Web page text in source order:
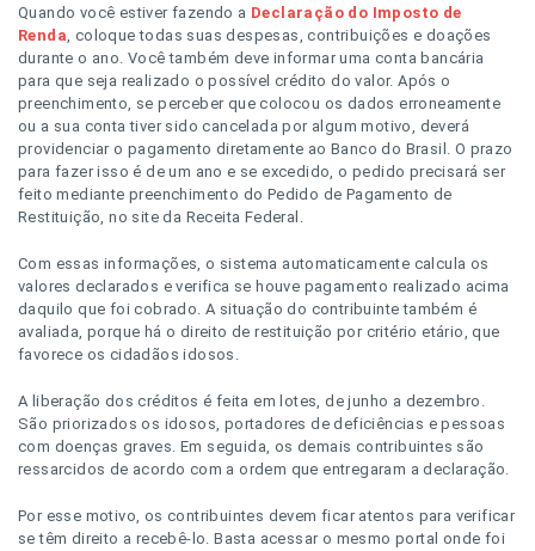
Quando você estiver fazendo a Declaração do Imposto de
Renda, coloque todas suas despesas, contribuições e doações
durante o ano. Você também deve informar uma conta bancária
para que seja realizado o possível crédito do valor. Após o
preenchimento, se perceber que colocou os dados erroneamente
ou a sua conta tiver sido cancelada por algum motivo, deverá
providenciar o pagamento diretamente ao Banco do Brasil. O prazo
para fazer isso é de um ano e se excedido, o pedido precisará ser
feito mediante preenchimento do Pedido de Pagamento de
Restituição, no site da Receita Federal.
Com essas informações, o sistema automaticamente calcula os
valores declarados e verifica se houve pagamento realizado acima
daquilo que foi cobrado. A situação do contribuinte também é
avaliada, porque há o direito de restituição por critério etário, que
favorece os cidadãos idosos.
A liberação dos créditos é feita em lotes, de junho a dezembro.
São priorizados os idosos, portadores de deficiências e pessoas
com doenças graves. Em seguida, os demais contribuintes são
ressarcidos de acordo com a ordem que entregaram a declaração.
Por esse motivo, os contribuintes devem ficar atentos para verificar
se têm direito a recebê-lo. Basta acessar o mesmo portal onde foi